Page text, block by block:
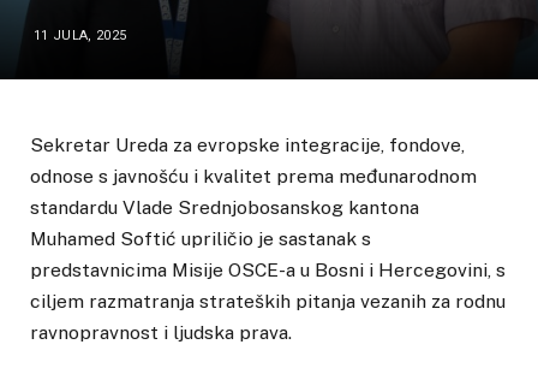
11 JULA, 2025
Sekretar Ureda za evropske integracije, fondove,
odnose s javnošću i kvalitet prema međunarodnom
standardu Vlade Srednjobosanskog kantona
Muhamed Softić upriličio je sastanak s
predstavnicima Misije OSCE-a u Bosni i Hercegovini, s
ciljem razmatranja strateških pitanja vezanih za rodnu
ravnopravnost i ljudska prava.